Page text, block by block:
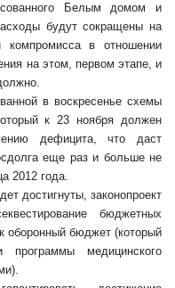
Белым домом и
будут сокращены на
в отношении
на этом, первом этапе, и
в воскресенье схемы
к 23 ноября должен
дефицита, что даст
еще раз и больше не
2012 года.
достигнуты, законопроект
бюджетных
оборонный бюджет (который
программы медицинского